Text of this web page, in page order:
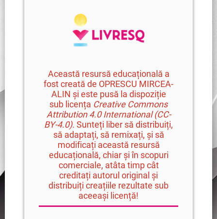
Această resursă educațională a
fost creată de OPRESCU MIRCEA-
ALIN și este pusă la dispoziție
sub licența Creative Commons
Attribution 4.0 International (CC-
BY-4.0). Sunteți liber să distribuiți,
să adaptați, să remixați, și să
modificați această resursă
educațională, chiar și în scopuri
comerciale, atâta timp cât
creditați autorul original și
distribuiți creațiile rezultate sub
aceeași licență!